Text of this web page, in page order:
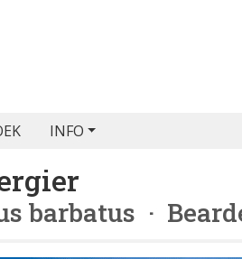
INFO
barbatus ·